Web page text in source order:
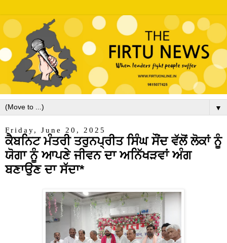
▼
Friday, June 20, 2025
ਕੈਬਨਿਟ ਮੰਤਰੀ ਤਰੁਨਪ੍ਰੀਤ ਸਿੰਘ ਸੌਂਦ ਵੱਲੋਂ ਲੋਕਾਂ ਨੂੰ
ਯੋਗਾ ਨੂੰ ਆਪਣੇ ਜੀਵਨ ਦਾ ਅਨਿੱਖੜਵਾਂ ਅੰਗ
ਬਣਾਉਣ ਦਾ ਸੱਦਾ*